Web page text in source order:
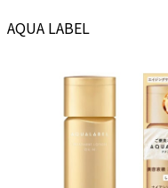
AQUA LABEL